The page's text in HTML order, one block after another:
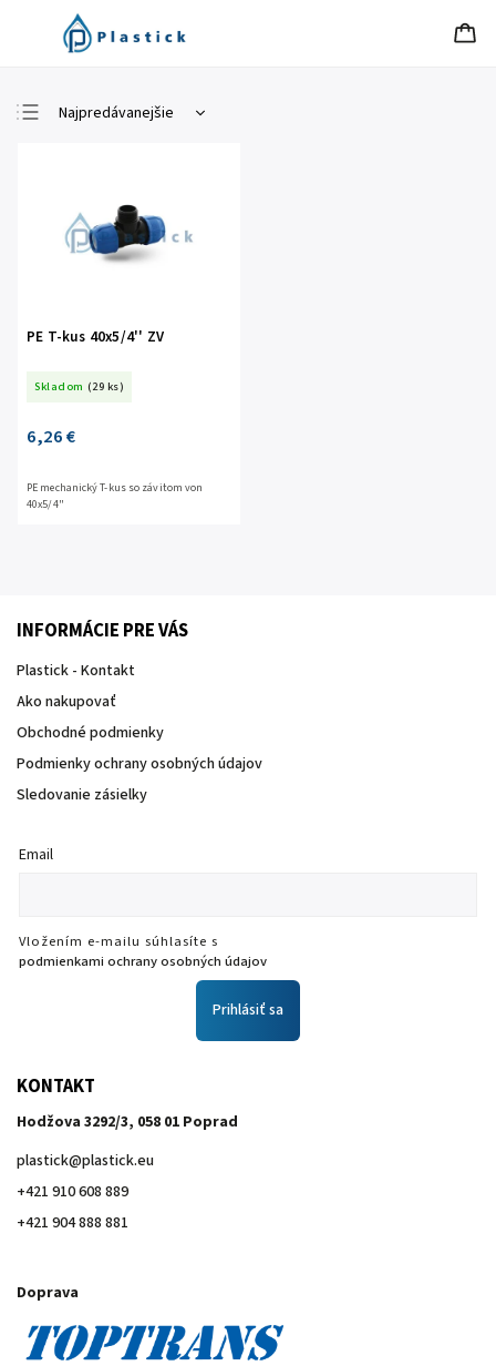
Najpredávanejšie
Abecedne
PE T-kus 40x5/4'' ZV
Skladom (29 ks)
6,26 €
PE mechanický T-kus so závitom von
40x5/4"
INFORMÁCIE PRE VÁS
Plastick - Kontakt
Ako nakupovať
Obchodné podmienky
Podmienky ochrany osobných údajov
Sledovanie zásielky
Email
Vložením e-mailu súhlasíte s
podmienkami ochrany osobných údajov
Prihlásiť sa
KONTAKT
Hodžova 3292/3, 058 01 Poprad
plastick@plastick.eu
+421 910 608 889
+421 904 888 881
Doprava